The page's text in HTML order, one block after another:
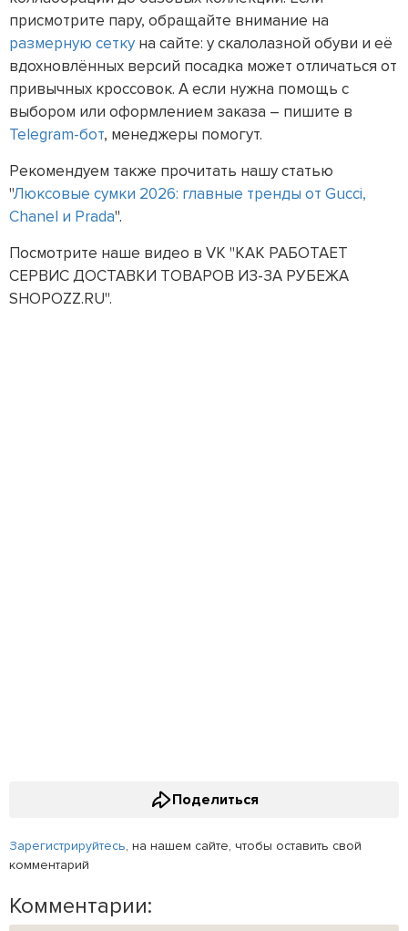
присмотрите пару, обращайте внимание на
размерную сетку на сайте: у скалолазной обуви и её
вдохновлённых версий посадка может отличаться от
привычных кроссовок. А если нужна помощь с
выбором или оформлением заказа – пишите в
Telegram-бот, менеджеры помогут.
Рекомендуем также прочитать нашу статью
"Люксовые сумки 2026: главные тренды от Gucci,
Chanel и Prada".
Посмотрите наше видео в VK "КАК РАБОТАЕТ
СЕРВИС ДОСТАВКИ ТОВАРОВ ИЗ-ЗА РУБЕЖА
SHOPOZZ.RU".
Поделиться
Зарегистрируйтесь, на нашем сайте, чтобы оставить свой
комментарий
Комментарии: